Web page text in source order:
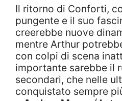
Il ritorno di Conforti,
pungente e il suo
creerebbe nuove
mentre Arthur
con colpi di scena
importante sarebbe il
secondari, che nelle
conquistato sempre